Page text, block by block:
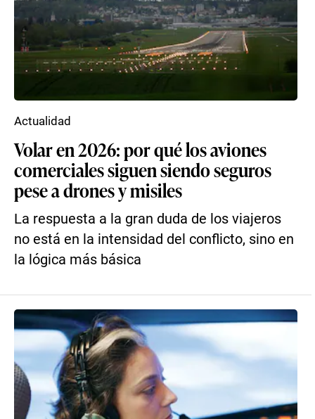
Volar en 2026: por qué los aviones
comerciales siguen siendo seguros
pese a drones y misiles
La respuesta a la gran duda de los viajeros
no está en la intensidad del conflicto, sino en
la lógica más básica
Actualidad